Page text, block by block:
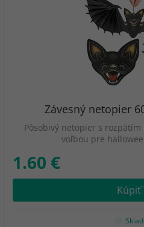
Závesný netopier
Pôsobivý netopier s
voľbou pre
1.60 €
Kúpiť